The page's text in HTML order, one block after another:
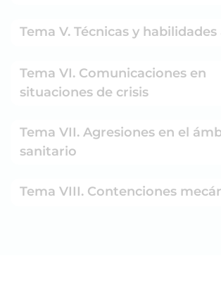
Tema V. Técnicas y
Tema VI. Comunicaciones en
situaciones de crisis
Tema VII. Agresiones en el
sanitario
Tema VIII. Contenciones